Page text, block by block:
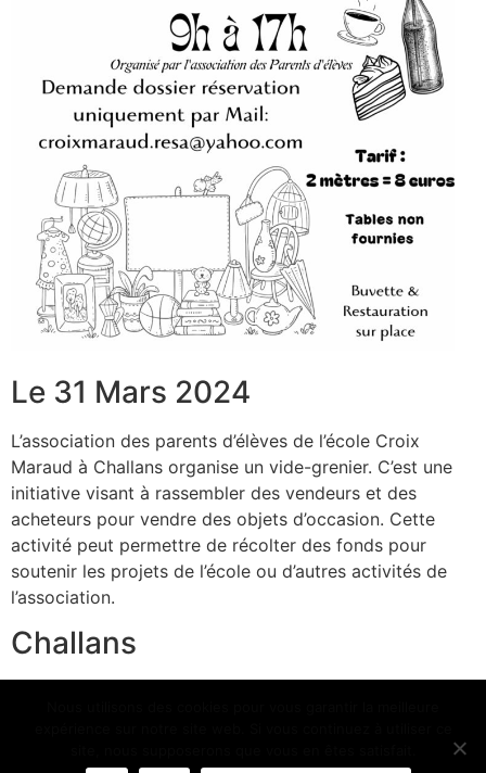
Le 31 Mars 2024
L’association des parents d’élèves de l’école Croix
Maraud à Challans organise un vide-grenier. C’est une
initiative visant à rassembler des vendeurs et des
acheteurs pour vendre des objets d’occasion. Cette
activité peut permettre de récolter des fonds pour
soutenir les projets de l’école ou d’autres activités de
l’association.
Challans